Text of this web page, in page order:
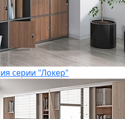
серии "Локер"